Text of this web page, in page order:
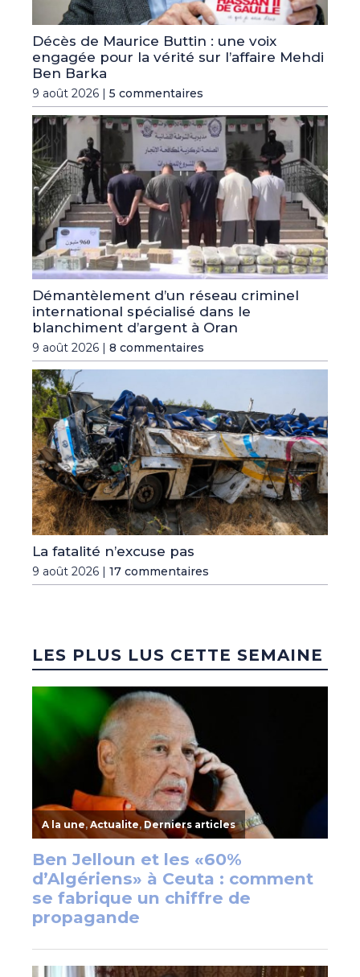
Décès de Maurice Buttin : une voix
engagée pour la vérité sur l’affaire Mehdi
Ben Barka
9 août 2026 | 5 commentaires
Démantèlement d’un réseau criminel
international spécialisé dans le
blanchiment d’argent à Oran
9 août 2026 | 8 commentaires
La fatalité n’excuse pas
9 août 2026 | 17 commentaires
LES PLUS LUS CETTE SEMAINE